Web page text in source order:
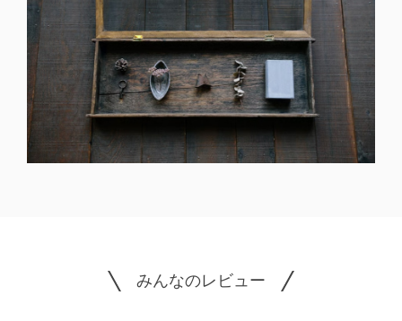
みんなのレビュー